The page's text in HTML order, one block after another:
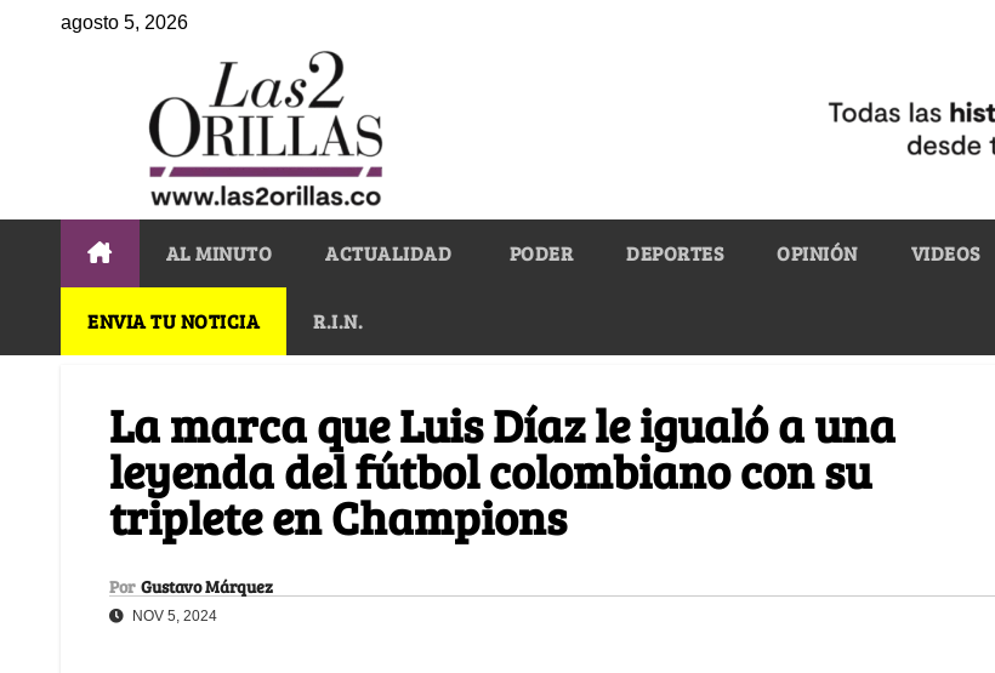
agosto 5, 2026
AL MINUTO ACTUALIDAD PODER DEPORTES OPINIÓN VIDEOS
ENVIA TU NOTICIA R.I.N.
La marca que Luis Díaz le igualó a una
leyenda del fútbol colombiano con su
triplete en Champions
Por Gustavo Márquez
NOV 5, 2024